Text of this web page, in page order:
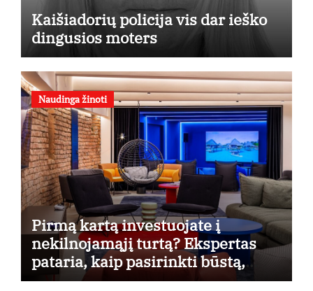
Kaišiadorių policija vis dar ieško
dingusios moters
Naudinga žinoti
Pirmą kartą investuojate į
nekilnojamąjį turtą? Ekspertas
pataria, kaip pasirinkti būstą,
kuris generuos grąžą